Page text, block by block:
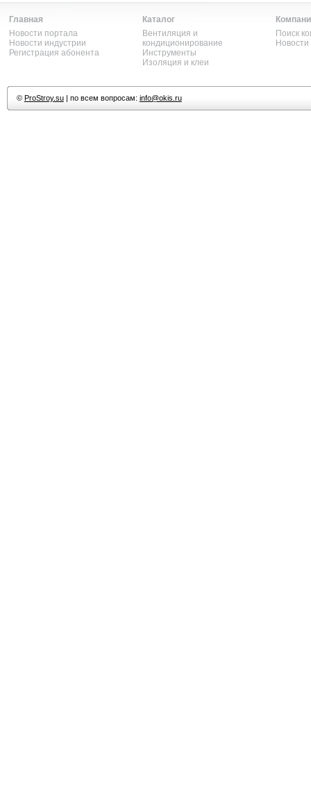
Главная
Новости портала
Новости индустрии
Регистрация абонента
Каталог
Вентиляция и
кондиционирование
Инструменты
Изоляция и клеи
Поиск
© ProStroy.su| по всем вопросам: info@okis.ru